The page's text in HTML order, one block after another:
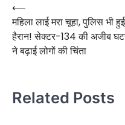
Post
navigation
⟵
महिला लाई मरा चूहा, पुलिस भी हुई
हैरान! सेक्टर-134 की अजीब
ने बढ़ाई लोगों की चिंता
Related Posts